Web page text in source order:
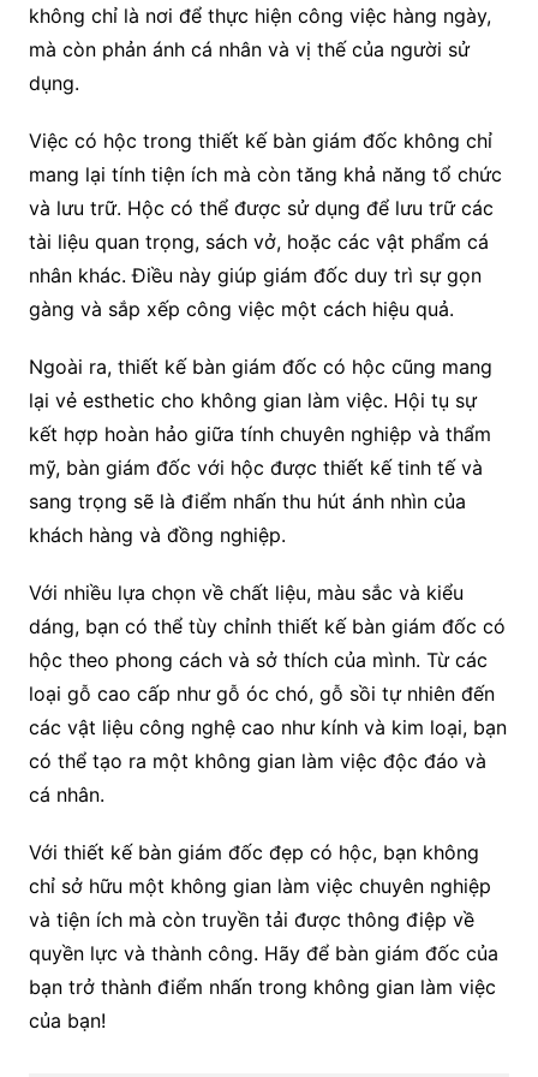
không chỉ là nơi để thực hiện công việc hàng ngày,
mà còn phản ánh cá nhân và vị thế của người sử
dụng.
Việc có hộc trong thiết kế bàn giám đốc không chỉ
mang lại tính tiện ích mà còn tăng khả năng tổ chức
và lưu trữ. Hộc có thể được sử dụng để lưu trữ các
tài liệu quan trọng, sách vở, hoặc các vật phẩm cá
nhân khác. Điều này giúp giám đốc duy trì sự gọn
gàng và sắp xếp công việc một cách hiệu quả.
Ngoài ra, thiết kế bàn giám đốc có hộc cũng mang
lại vẻ esthetic cho không gian làm việc. Hội tụ sự
kết hợp hoàn hảo giữa tính chuyên nghiệp và thẩm
mỹ, bàn giám đốc với hộc được thiết kế tinh tế và
sang trọng sẽ là điểm nhấn thu hút ánh nhìn của
khách hàng và đồng nghiệp.
Với nhiều lựa chọn về chất liệu, màu sắc và kiểu
dáng, bạn có thể tùy chỉnh thiết kế bàn giám đốc có
hộc theo phong cách và sở thích của mình. Từ các
loại gỗ cao cấp như gỗ óc chó, gỗ sồi tự nhiên đến
các vật liệu công nghệ cao như kính và kim loại, bạn
có thể tạo ra một không gian làm việc độc đáo và
cá nhân.
Với thiết kế bàn giám đốc đẹp có hộc, bạn không
chỉ sở hữu một không gian làm việc chuyên nghiệp
và tiện ích mà còn truyền tải được thông điệp về
quyền lực và thành công. Hãy để bàn giám đốc của
bạn trở thành điểm nhấn trong không gian làm việc
của bạn!